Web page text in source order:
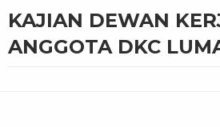
KAJIAN DEWAN
ANGGOTA DKC